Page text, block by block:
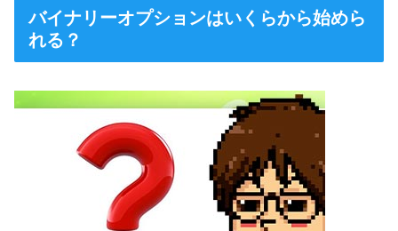
バイナリーオプションはいくらから始めら
れる？